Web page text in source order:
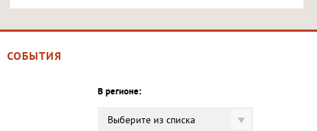
СОБЫТИЯ
В регионе:
Выберите из списка